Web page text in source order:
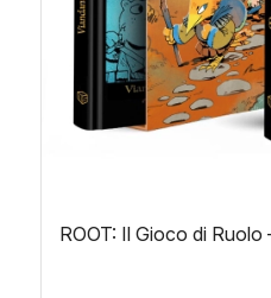
ROOT: Il Gioco di